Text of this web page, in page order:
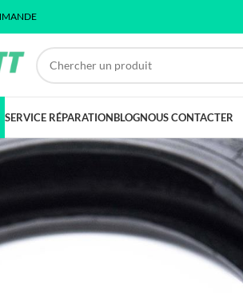
SERVICE RÉPARATIONBLOGNOUS CONTACTER